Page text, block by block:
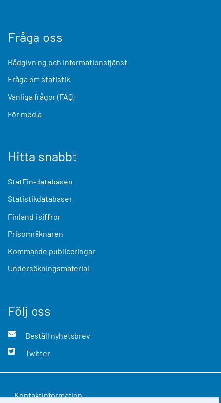
Fråga oss
Rådgivning och informationstjänst
Fråga om statistik
Vanliga frågor (FAQ)
För media
Hitta snabbt
StatFin-databasen
Statistikdatabaser
Finland i siffror
Prisomräknaren
Kommande publiceringar
Undersökningsmaterial
Följ oss
Beställ nyhetsbrev
Twitter
Kontaktinformation